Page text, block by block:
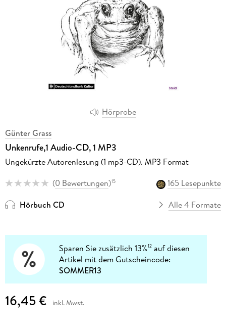
Hörprobe
Günter Grass
Unkenrufe,1 Audio-CD, 1 MP3
Ungekürzte Autorenlesung (1 mp3-CD). MP3 Format
(0 Bewertungen)15
165 Lesepunkte
Hörbuch CD
Alle 4 Formate
Sparen Sie zusätzlich 13%12 auf diesen
Artikel mit dem Gutscheincode:
SOMMER13
16,45 € inkl. Mwst.